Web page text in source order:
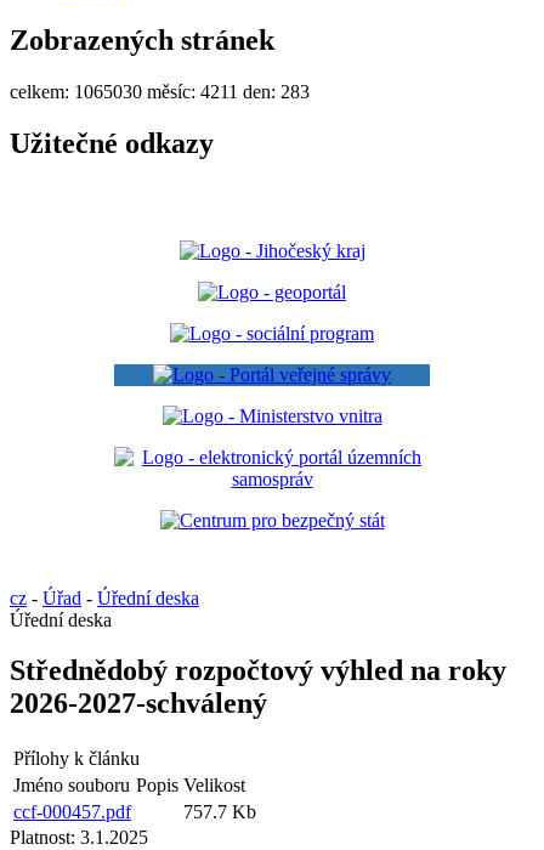
Zobrazených stránek
celkem: 1065030 měsíc: 4211 den: 283
Užitečné odkazy
cz - Úřad - Úřední deska
Úřední deska
Střednědobý rozpočtový výhled na roky
2026-2027-schválený
Přílohy k článku
Jméno souboru Popis Velikost
ccf-000457.pdf
757.7 Kb
Platnost: 3.1.2025